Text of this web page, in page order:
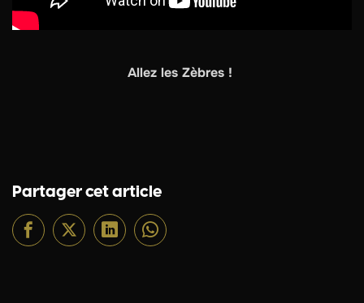
Allez les Zèbres !
Partager cet article